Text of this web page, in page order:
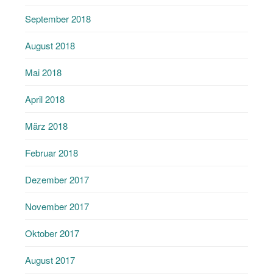
September 2018
August 2018
Mai 2018
April 2018
März 2018
Februar 2018
Dezember 2017
November 2017
Oktober 2017
August 2017